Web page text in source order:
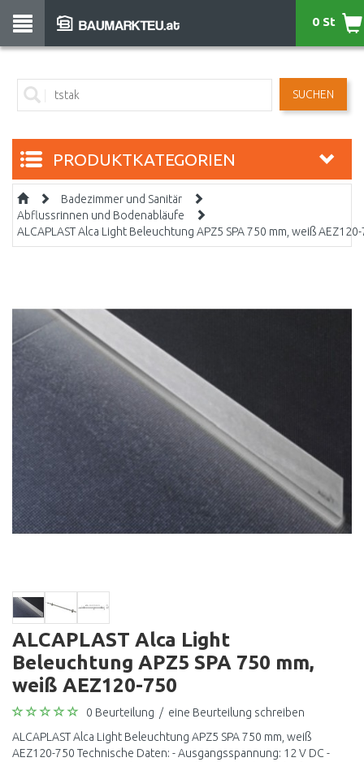
SUCHEN
0 St
PRODUKTKATEGORIEN
Badezimmer und Sanitär
Abflussrinnen und Bodenabläufe
ALCAPLAST Alca Light Beleuchtung APZ5 SPA 750 mm, weiß
ALCAPLAST Alca Light
Beleuchtung APZ5 SPA 750 mm,
weiß AEZ120-750
0 Beurteilung / eine Beurteilung schreiben
ALCAPLAST Alca Light Beleuchtung APZ5 SPA 750 mm, weiß
AEZ120-750 Technische Daten: - Ausgangsspannung: 12 V DC -